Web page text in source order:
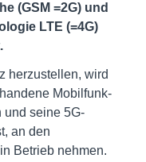
(GSM =2G) und
LTE (=4G)
herzustellen, wird
Mobilfunk-
und seine 5G-
an den
Betrieb nehmen.